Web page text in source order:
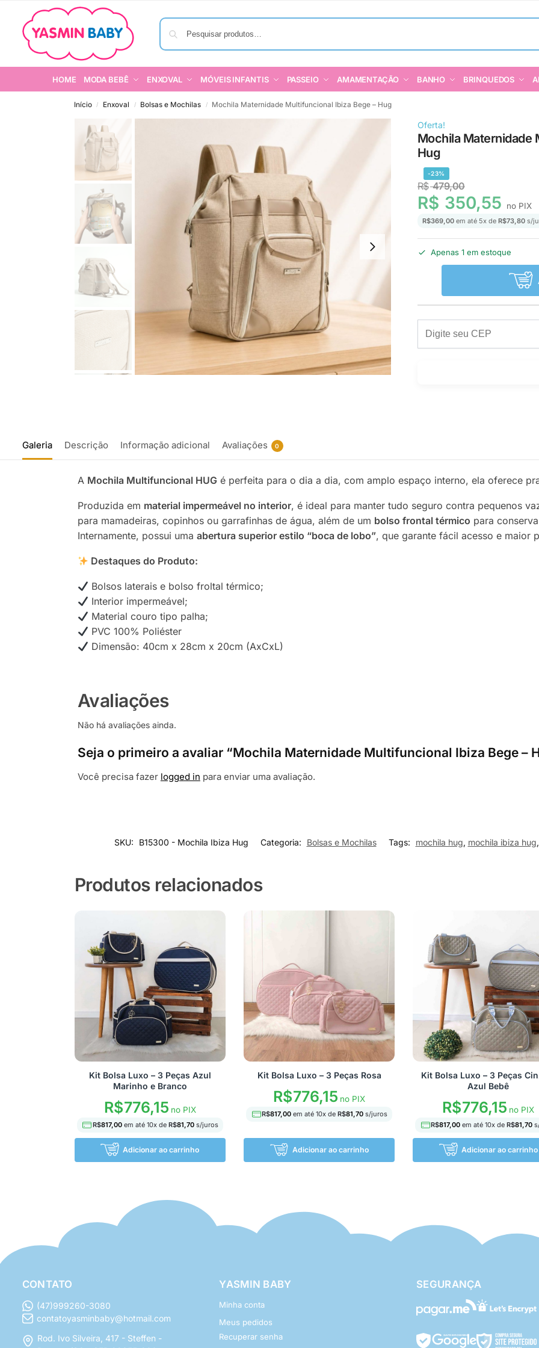
HOME MODA BEBÊ ENXOVAL MÓVEIS INFANTIS PASSEIO AMAMENTAÇÃO BANHO BRINQUEDOS
Início / Enxoval / Bolsas e Mochilas / Mochila Maternidade Multifuncional Ibiza Bege – Hug
Oferta!
Mochila Maternidade
Hug
-23%
R$479,00
R$ 350,55 no PIX
R$369,00em até 5x de R$73,80s/
Apenas 1 em estoque
Galeria Descrição Informação adicional Avaliações 0
A Mochila Multifuncional HUGé perfeita para o dia a dia, com amplo espaço interno, ela oferece
Produzida em material impermeável no interior, é ideal para manter tudo seguro contra pequenos
para mamadeiras, copinhos ou garrafinhas de água, além de um bolso frontal térmico para
Internamente, possui uma abertura superior estilo “boca de lobo”, que garante fácil acesso e maior
Destaques do Produto:
Bolsos laterais e bolso froltal térmico;
Interior impermeável;
Material couro tipo palha;
PVC 100% Poliéster
Dimensão: 40cm x 28cm x 20cm (AxCxL)
Avaliações
Não há avaliações ainda.
Seja o primeiro a avaliar “Mochila Maternidade Multifuncional Ibiza Bege –
Você precisa fazer logged in para enviar uma avaliação.
SKU: B15300 - Mochila Ibiza Hug Categoria: Bolsas e Mochilas Tags: mochila hug, mochila ibiza hug
Produtos relacionados
Kit Bolsa Luxo – 3 Peças Azul
Marinho e Branco
R$776,15no PIX
R$817,00 em até 10x de R$81,70s/juros
Adicionar ao carrinho
Kit Bolsa Luxo – 3 Peças Rosa
R$776,15 no PIX
R$817,00 em até10x deR$81,70 s/juros
Adicionar ao carrinho
Kit Bolsa Luxo – 3 Peças
Azul Bebê
R$776,15 no PIX
R$817,00 em até10x deR$81,70
Adicionar ao carrinho
CONTATO
(47)999260-3080
contatoyasminbaby@hotmail.com
Rod. Ivo Silveira, 417 - Steffen -
YASMIN BABY
Minha conta
Meus pedidos
Recuperar senha
SEGURANÇA